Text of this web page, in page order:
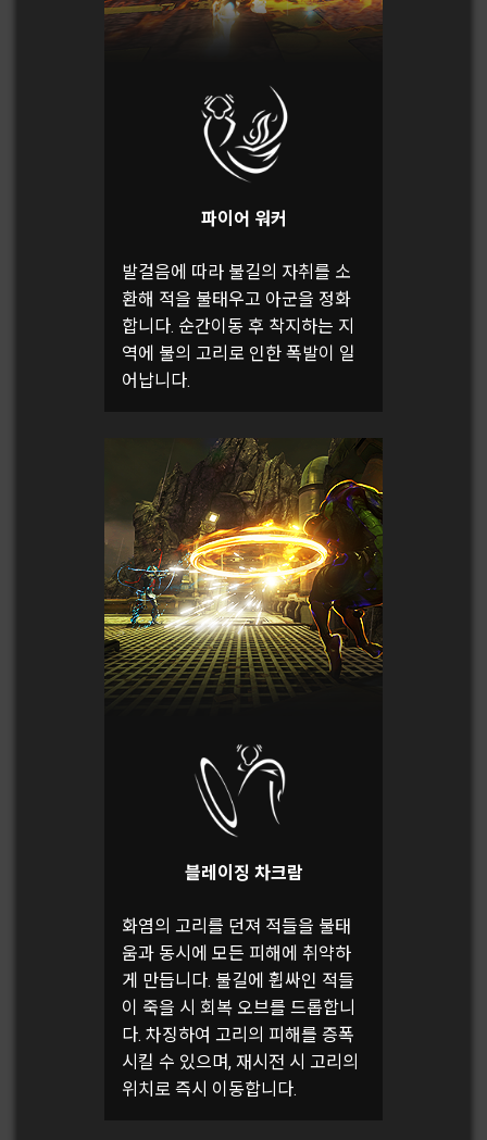
파이어 워커
발걸음에 따라 불길의 자취를 소
환해 적을 불태우고 아군을 정화
합니다. 순간이동 후 착지하는 지
역에 불의 고리로 인한 폭발이 일
어납니다.
블레이징 차크람
화염의 고리를 던져 적들을 불태
움과 동시에 모든 피해에 취약하
게 만듭니다. 불길에 휩싸인 적들
이 죽을 시 회복 오브를 드롭합니
다. 차징하여 고리의 피해를 증폭
시킬 수 있으며, 재시전 시 고리의
위치로 즉시 이동합니다.